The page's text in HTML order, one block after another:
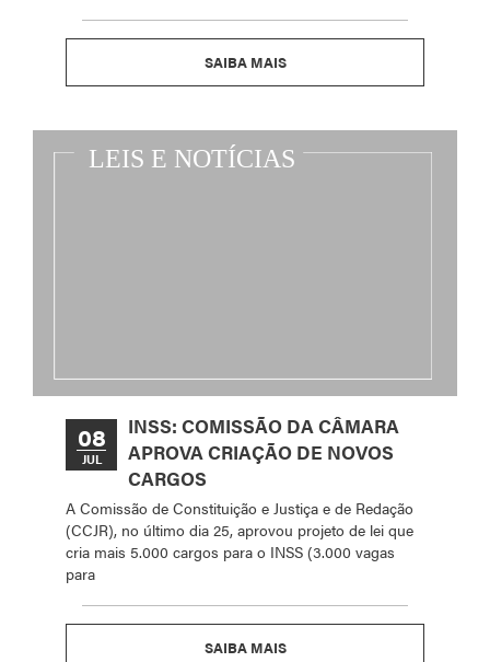
SAIBA MAIS
08
JUL
INSS: COMISSÃO DA CÂMARA
APROVA CRIAÇÃO DE NOVOS
CARGOS
A Comissão de Constituição e Justiça e de Redação
(CCJR), no último dia 25, aprovou projeto de lei que
cria mais 5.000 cargos para o INSS (3.000 vagas
para
SAIBA MAIS